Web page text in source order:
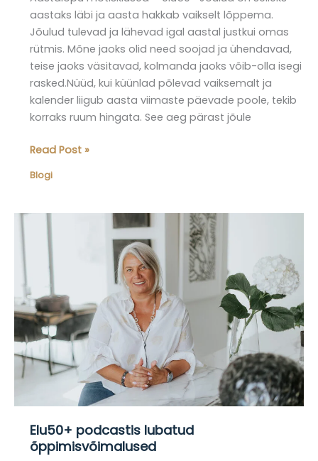
aastaks läbi ja aasta hakkab vaikselt lõppema.
Jõulud tulevad ja lähevad igal aastal justkui omas
rütmis. Mõne jaoks olid need soojad ja ühendavad,
teise jaoks väsitavad, kolmanda jaoks võib-olla isegi
rasked.Nüüd, kui küünlad põlevad vaiksemalt ja
kalender liigub aasta viimaste päevade poole, tekib
korraks ruum hingata. See aeg pärast jõule
Elu50+
aastalõpu
–
pea
kohe
muutma
Read Post »
Blogi
Elu50+ podcastis lubatud
õppimisvõimalused